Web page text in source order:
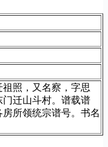
照，又名察，字思
迁山斗村。谱载谱
所领统宗谱号。书名